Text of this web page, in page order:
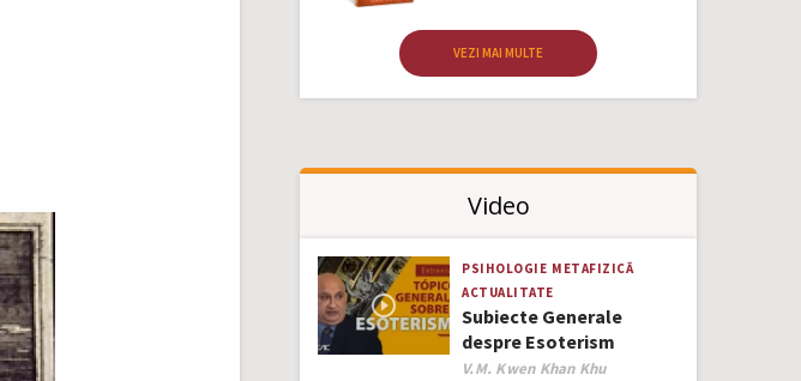
VEZI MAI MULTE
Video
PSIHOLOGIE METAFIZICĂ
ACTUALITATE
Subiecte Generale
despre Esoterism
Author
V.M. Kwen Khan Khu